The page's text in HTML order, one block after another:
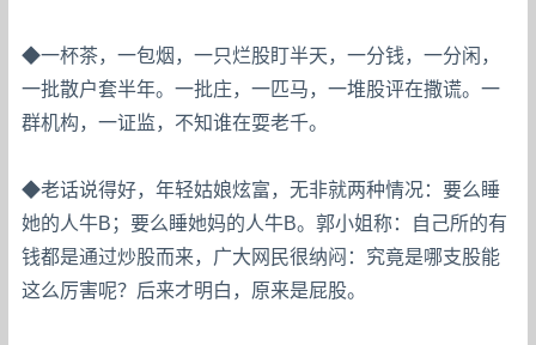
◆一杯茶，一包烟，一只烂股盯半天，一分钱，一分闲，
一批散户套半年。一批庄，一匹马，一堆股评在撒谎。一
群机构，一证监，不知谁在耍老千。
◆老话说得好，年轻姑娘炫富，无非就两种情况：要么睡
她的人牛B；要么睡她妈的人牛B。郭小姐称：自己所的有
钱都是通过炒股而来，广大网民很纳闷：究竟是哪支股能
这么厉害呢？后来才明白，原来是屁股。